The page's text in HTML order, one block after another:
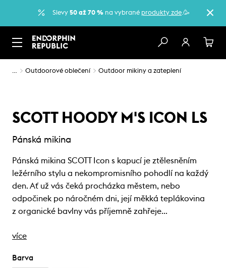
Slevy 50 až 70 % na vybrané produkty zde.🥳
… Outdoorové oblečení Outdoor mikiny a zateplení
SCOTT HOODY M'S ICON LS
Pánská mikina
Pánská mikina SCOTT Icon s kapucí je ztělesněním
ležérního stylu a nekompromisního pohodlí na každý
den. Ať už vás čeká procházka městem, nebo
odpočinek po náročném dni, její měkká teplákovina
z organické bavlny vás příjemně zahřeje…
více
Barva